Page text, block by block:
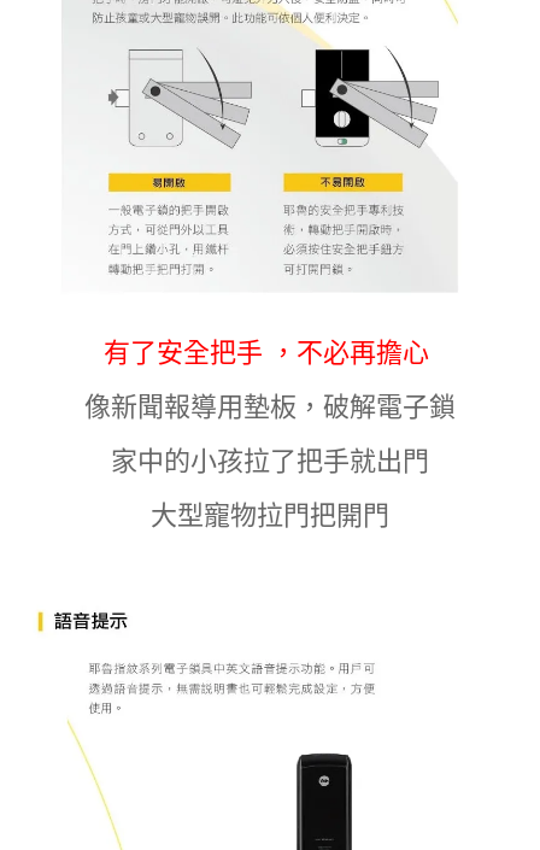
有了安全把手 ，不必再擔心
像新聞報導用墊板，破解電子鎖
家中的小孩拉了把手就出門
大型寵物拉門把開門